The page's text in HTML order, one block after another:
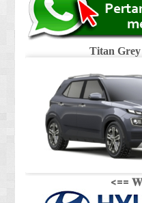
Titan
<==